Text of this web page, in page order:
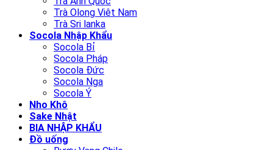
Trà Olong Viêt Nam
Trà Sri lanka
Socola Nhập Khẩu
Socola Bỉ
Socola Pháp
Socola Đức
Socola Nga
Socola Ý
Nho Khô
Sake Nhật
BIA NHẬP KHẨU
Đồ uống